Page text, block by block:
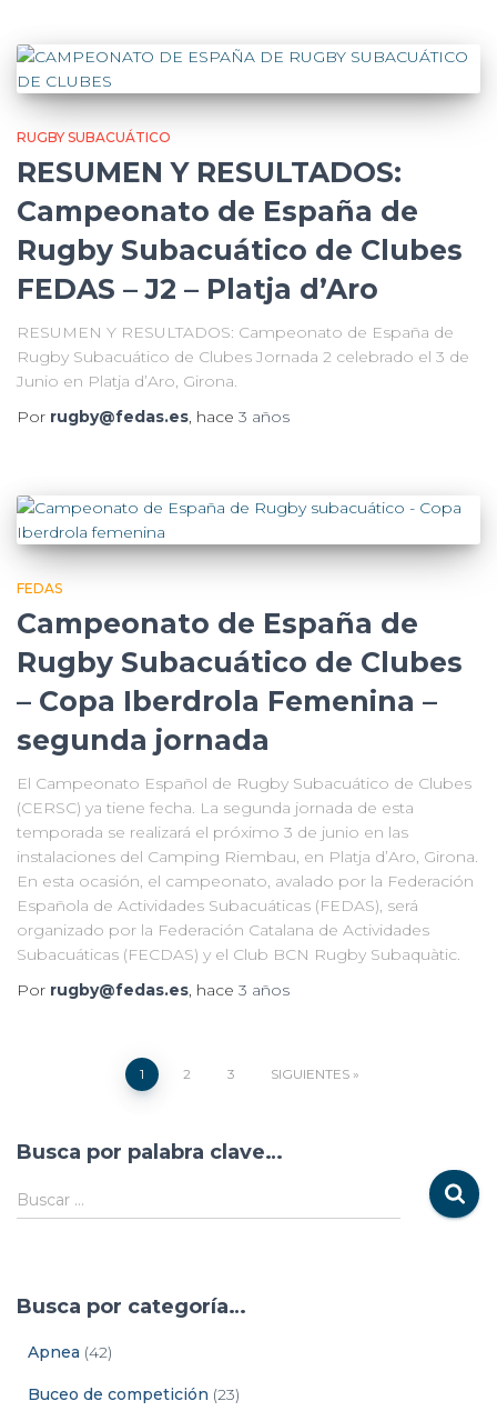
RUGBY SUBACUÁTICO
RESUMEN Y RESULTADOS:
Campeonato de España de
Rugby Subacuático de Clubes
FEDAS – J2 – Platja d’Aro
RESUMEN Y RESULTADOS: Campeonato de España de
Rugby Subacuático de Clubes Jornada 2 celebrado el 3 de
Junio en Platja d’Aro, Girona.
Por rugby@fedas.es, hace 3 años
FEDAS
Campeonato de España de
Rugby Subacuático de Clubes
– Copa Iberdrola Femenina –
segunda jornada
El Campeonato Español de Rugby Subacuático de Clubes
(CERSC) ya tiene fecha. La segunda jornada de esta
temporada se realizará el próximo 3 de junio en las
instalaciones del Camping Riembau, en Platja d’Aro, Girona.
En esta ocasión, el campeonato, avalado por la Federación
Española de Actividades Subacuáticas (FEDAS), será
organizado por la Federación Catalana de Actividades
Subacuáticas (FECDAS) y el Club BCN Rugby Subaquàtic.
Por rugby@fedas.es, hace 3 años
1 2 3 SIGUIENTES
Busca por palabra clave…
Buscar …
Busca por categoría…
Apnea (42)
Buceo de competición (23)